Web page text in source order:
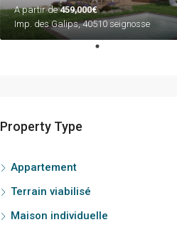
A partir de459,000€
Imp. des Galips, 40510 seignosse
Property Type
Appartement
Terrain viabilisé
Maison individuelle